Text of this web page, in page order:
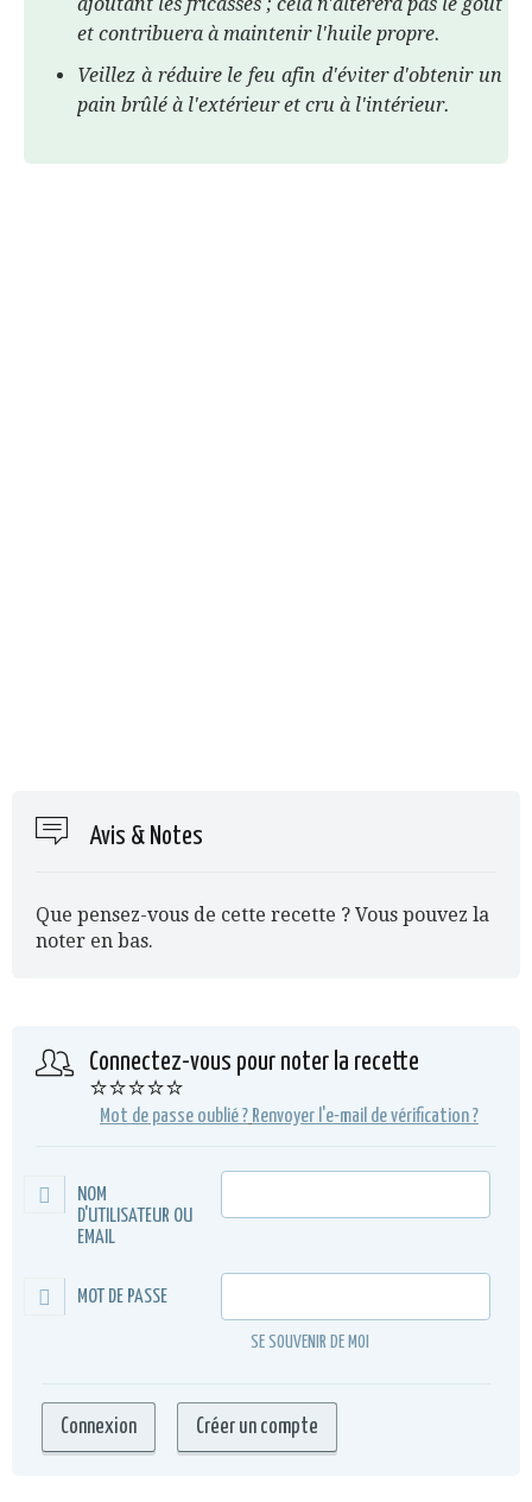
et contribuera à maintenir l'huile propre.
Veillez à réduire le feu afin d'éviter d'obtenir un
pain brûlé à l'extérieur et cru à l'intérieur.
Avis & Notes
Que pensez-vous de cette recette ? Vous pouvez la
noter en bas.
Connectez-vous pour noter la recette
⭐⭐⭐⭐⭐
Mot de passe oublié ? Renvoyer l'e-mail de vérification ?
NOM
D'UTILISATEUR OU
EMAIL
MOT DE PASSE
SE SOUVENIR DE MOI